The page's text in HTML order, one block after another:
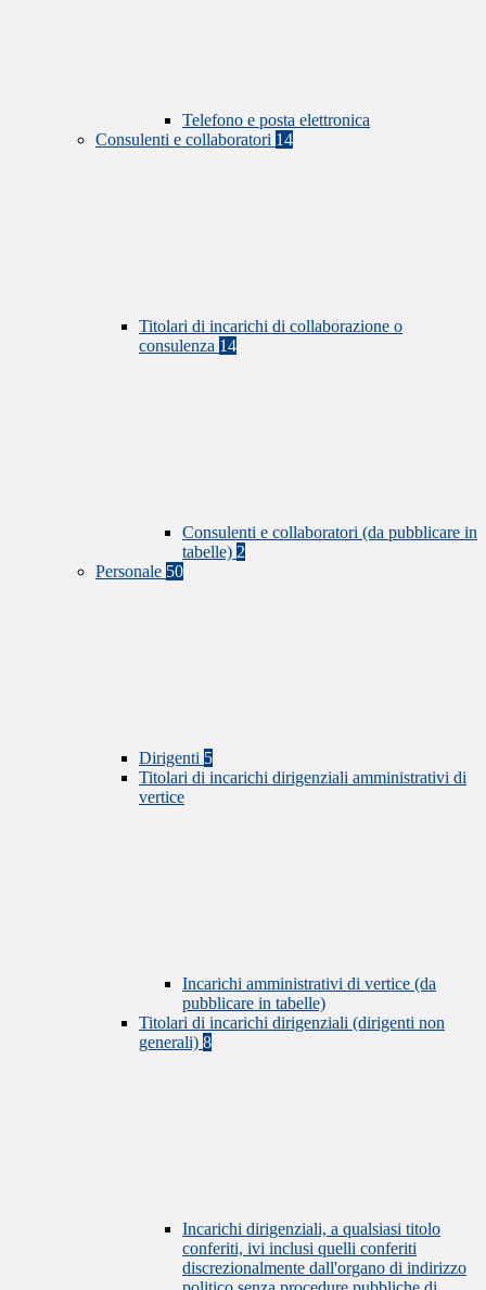
Telefono e posta elettronica
Consulenti e collaboratori 14
Titolari di incarichi di collaborazione o
consulenza 14
Consulenti e collaboratori (da pubblicare in
tabelle) 2
Personale 50
Dirigenti 5
Titolari di incarichi dirigenziali amministrativi di
vertice
Incarichi amministrativi di vertice (da
pubblicare in tabelle)
Titolari di incarichi dirigenziali (dirigenti non
generali) 8
Incarichi dirigenziali, a qualsiasi titolo
conferiti, ivi inclusi quelli conferiti
discrezionalmente dall'organo di indirizzo